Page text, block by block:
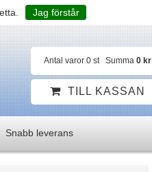
Jag förstår
Antal varor 0 st Summa 0 kr
TILL KASSAN
Snabb leverans